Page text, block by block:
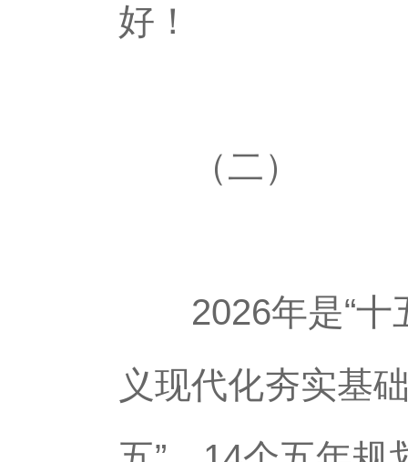
好！
（二）
2026年是“十
义现代化夯实基